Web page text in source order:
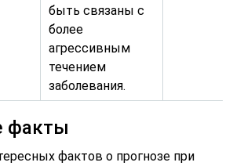
быть связаны с
более
агрессивным
течением
заболевания.
факты
фактов о прогнозе при